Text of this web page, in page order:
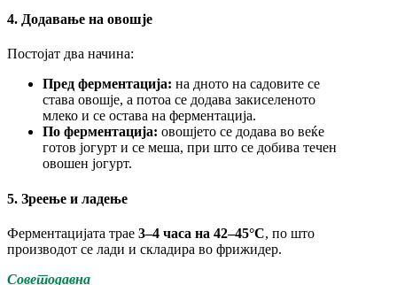
4. Додавање на овошје
Постојат два начина:
Пред ферментација: на дното на садовите се
става овошје, а потоа се додава закиселеното
млеко и се остава на ферментација.
По ферментација: овошјето се додава во веќе
готов јогурт и се меша, при што се добива течен
овошен јогурт.
5. Зреење и ладење
Ферментацијата трае 3–4 часа на 42–45°C, по што
производот се лади и складира во фрижидер.
Советодавна